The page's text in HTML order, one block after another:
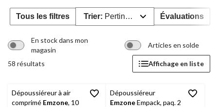
Tous les filtres Trier: Pertinence Évaluations
En stock dans mon
magasin
Articles en solde
58 résultats Affichage en liste
Dépoussiéreur à air
comprimé Emzone, 10
Dépoussiéreur
EmzoneEmpack, paq. 2